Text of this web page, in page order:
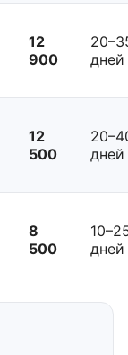
12
900
дней
12
500
дней
8
500
дней